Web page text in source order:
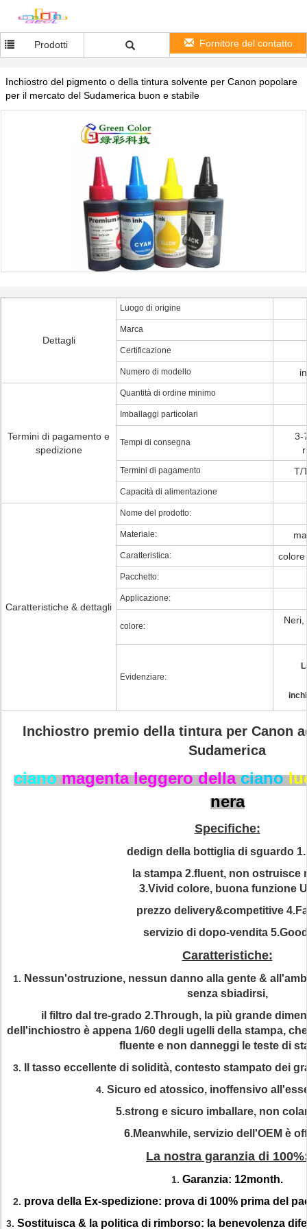
Prodotti Fornitore del contatto
Inchiostro del pigmento o della tintura solvente per Canon popolare
per il mercato del Sudamerica buon e stabile
Dettagli
Luogo di origine
Marca
Certificazione
Numero di modello
Termini di pagamento e
spedizione
Quantità di ordine minimo
Imballaggi particolari
Tempi di consegna
3-
Termini di pagamento T/
Capacità di alimentazione
Caratteristiche & dettagli
Nome del prodotto:
Materiale:
Caratteristica:
Pacchetto:
Applicazione:
colore:
Neri,
Evidenziare:
Inchiostro premio della tintura per Canon
Sudamerica
ciano magenta leggero dellaciano
nera
Specifiche:
dedign della bottiglia di sguardo
la stampa 2.fluent, non ostruisce
3.Vivid colore, buona funzione
prezzo delivery&competitive
servizio di dopo-vendita
Caratteristiche:
1. Nessun'ostruzione, nessun danno alla gente &
senza sbiadirsi,
il filtro dal tre-grado 2.Through, la più grande
dell'inchiostro è appena 1/60 degli ugelli della stampa,
fluente e non danneggi le teste di
3. Il tasso eccellente di solidità, contesto stampato dei
4. Sicuro ed atossico, inoffensivo
5.strong e sicuro imballare, non
6.Meanwhile, servizio dell'OEM è
La nostra garanzia di
1. Garanzia: 12month.
2. prova della Ex-spedizione: prova di 100% prima del
3. Sostituisca & la politica di rimborso: la benevolenza